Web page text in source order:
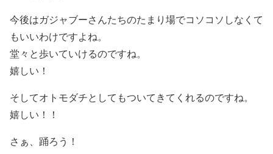
今後はガジャブーさんたちのたまり場でコソコソしなくて
もいいわけですよね。
堂々と歩いていけるのですね。
嬉しい！
そしてオトモダチとしてもついてきてくれるのですね。
嬉しい！！
さぁ、踊ろう！